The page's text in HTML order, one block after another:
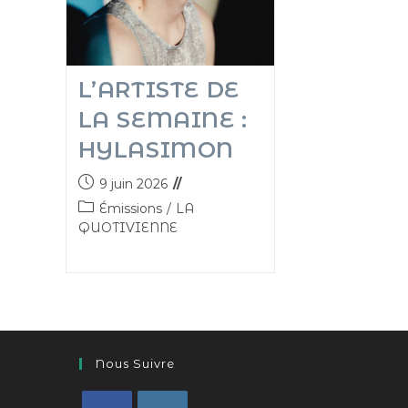
L’ARTISTE DE
LA SEMAINE :
HYLASIMON
9 juin 2026
Émissions / LA
QUOTIVIENNE
Nous Suivre